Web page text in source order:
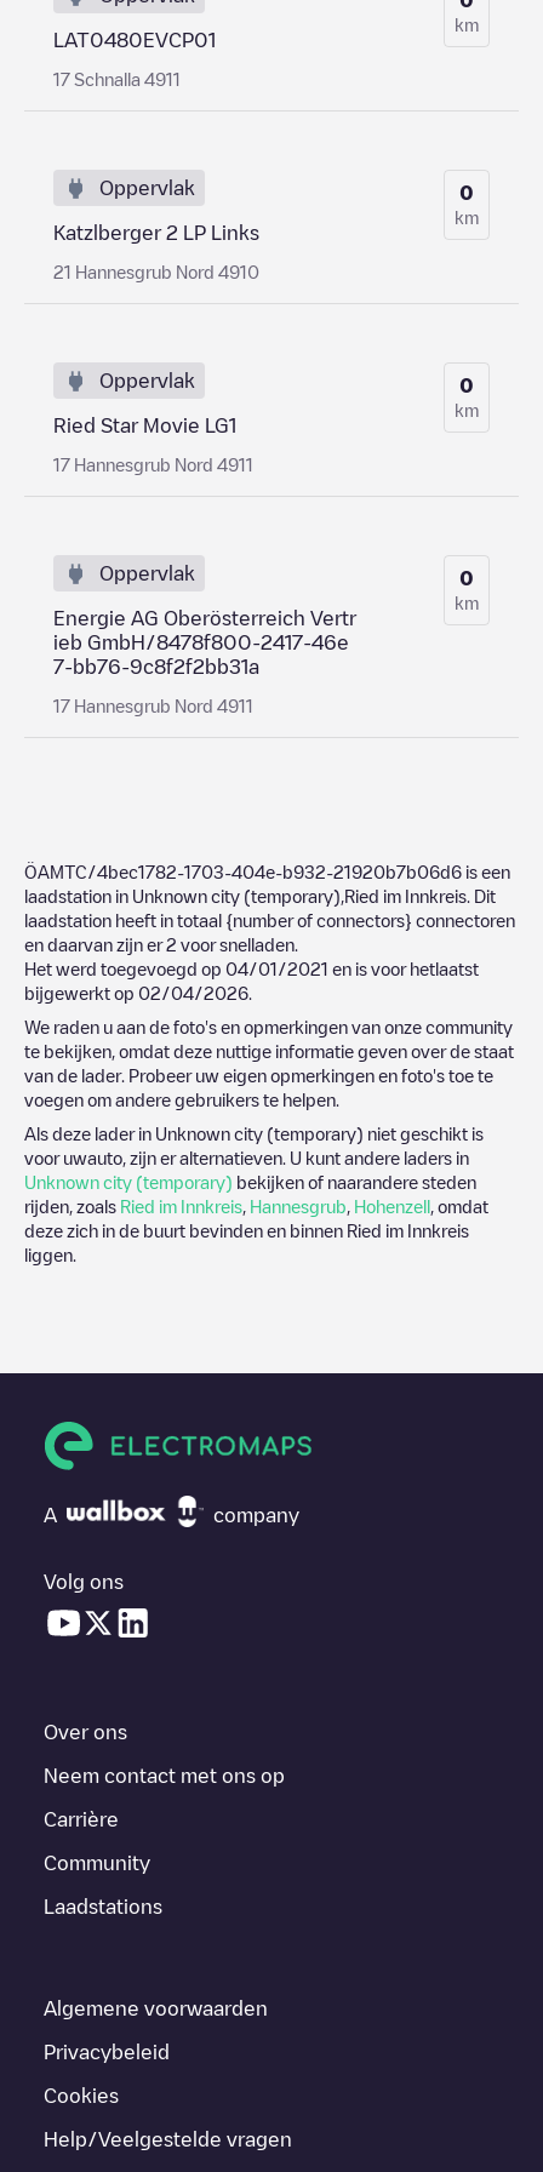
LAT0480EVCP01
17 Schnalla 4911
km
Oppervlak
Katzlberger 2 LP Links
21 Hannesgrub Nord 4910
0
km
Oppervlak
Ried Star Movie LG1
17 Hannesgrub Nord 4911
0
km
Oppervlak
Energie AG Oberösterreich Vertr
ieb GmbH/8478f800-2417-46e
7-bb76-9c8f2f2bb31a
17 Hannesgrub Nord 4911
0
km
ÖAMTC/4bec1782-1703-404e-b932-21920b7b06d6 is een
laadstation in Unknown city (temporary) Ried im Innkreis . Dit
laadstation heeft in totaal {number of connectors} connectoren
en daarvan zijn er2 voor snelladen.
Het werd toegevoegd op 04/01/2021 en is voor hetlaatst
bijgewerkt op 02/04/2026
We raden u aan de foto's en opmerkingen van onze community
te bekijken, omdat deze nuttige informatie geven over de staat
van de lader. Probeer uw eigen opmerkingen en foto's toe te
voegen om andere gebruikers te helpen.
Als deze lader in Unknown city (temporary) niet geschikt is
voor uwauto, zijn er alternatieven. U kunt andere laders in
Unknown city (temporary) bekijken of naarandere steden
rijden, zoals Ried im Innkreis Hannesgrub Hohenzell , omdat
deze zich in de buurt bevinden en binnen Ried im Innkreis
liggen.
A company
Volg ons
Over ons
Neem contact met ons op
Carrière
Community
Laadstations
Algemene voorwaarden
Privacybeleid
Cookies
Help/Veelgestelde vragen